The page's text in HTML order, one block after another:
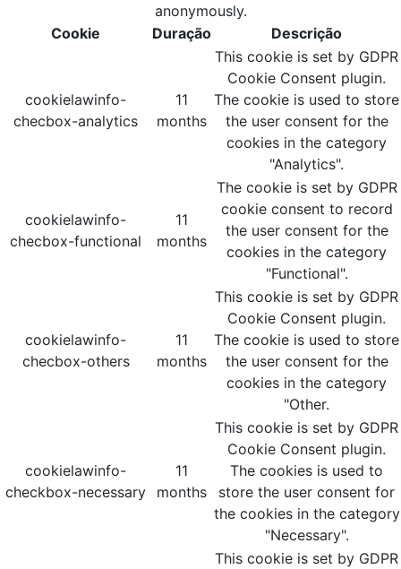
anonymously.
Cookie
Duração Descrição
cookielawinfo-
checbox-analytics
11
months
This cookie is set by GDPR
Cookie Consent plugin.
The cookie is used to store
the user consent for the
cookies in the category
"Analytics".
cookielawinfo-
checbox-functional
11
months
The cookie is set by GDPR
cookie consent to record
the user consent for the
cookies in the category
"Functional".
cookielawinfo-
checbox-others
11
months
This cookie is set by GDPR
Cookie Consent plugin.
The cookie is used to store
the user consent for the
cookies in the category
"Other.
cookielawinfo-
checkbox-necessary
11
months
This cookie is set by GDPR
Cookie Consent plugin.
The cookies is used to
store the user consent for
the cookies in the category
"Necessary".
This cookie is set by GDPR